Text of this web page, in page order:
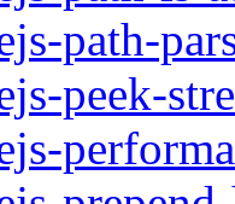
path-
peek-